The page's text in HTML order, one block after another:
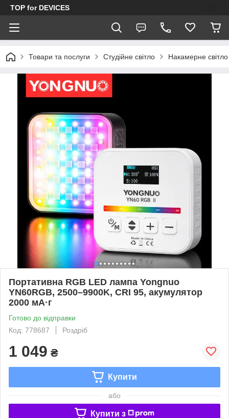
TOP for DEVICES
Товари та послуги Студійне світло Накамерне світло
Портативна RGB LED лампа Yongnuo
YN60RGB, 2500–9900K, CRI 95, акумулятор
2000 мА·г
Готово до відправки
Код: 778687
Роздріб
1 049 ₴
Купити
або
Купити з